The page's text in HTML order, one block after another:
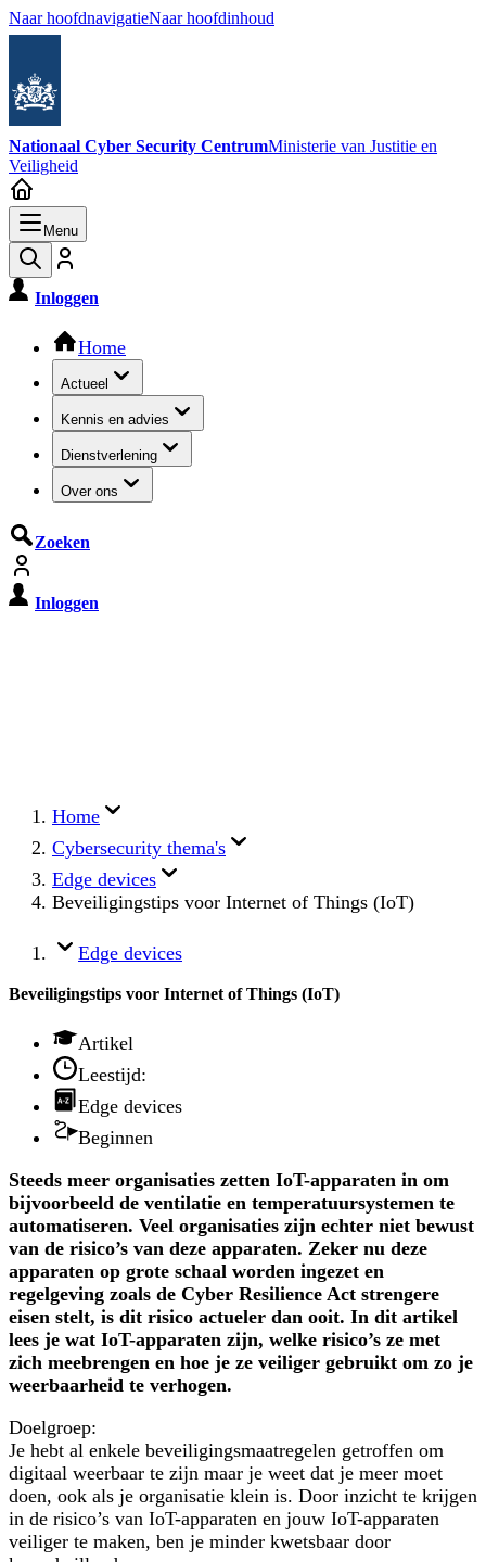
Naar hoofdnavigatieNaar hoofdinhoud
Nationaal Cyber Security CentrumMinisterie van Justitie en
Veiligheid
Menu
Inloggen
Hoofdnavigatie
Home
Actueel
Kennis en advies
Dienstverlening
Over ons
Zoeken
Inloggen
Home
Cybersecurity thema's
Edge devices
Beveiligingstips voor Internet of Things (IoT)
Edge devices
Beveiligingstips voor Internet of Things (IoT)
Artikel
Leestijd:
Edge devices
Beginnen
Steeds meer organisaties zetten IoT-apparaten in om
bijvoorbeeld de ventilatie en temperatuursystemen te
automatiseren. Veel organisaties zijn echter niet bewust
van de risico’s van deze apparaten. Zeker nu deze
apparaten op grote schaal worden ingezet en
regelgeving zoals de Cyber Resilience Act strengere
eisen stelt, is dit risico actueler dan ooit. In dit artikel
lees je wat IoT-apparaten zijn, welke risico’s ze met
zich meebrengen en hoe je ze veiliger gebruikt om zo je
weerbaarheid te verhogen.
Doelgroep:
Je hebt al enkele beveiligingsmaatregelen getroffen om
digitaal weerbaar te zijn maar je weet dat je meer moet
doen, ook als je organisatie klein is. Door inzicht te krijgen
in de risico’s van IoT-apparaten en jouw IoT-apparaten
veiliger te maken, ben je minder kwetsbaar door